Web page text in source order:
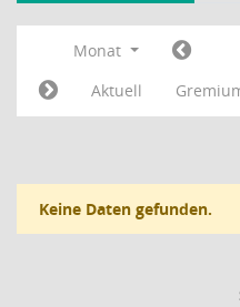
Monat
Aktuell
Keine Daten gefunden.